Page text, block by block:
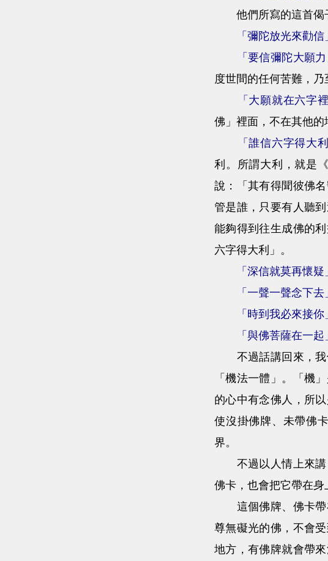
他們所寫的這首偈
「彌陀放光來勸信
「要信彌陀大願力
度世間的任何苦難，乃
「大願就在六字裡
佛」裡面，不在其他的
「誰信六字得大利
利。所謂大利，就是
說：「其有得聞彼佛
管是誰，只要有人聽
能夠得到往生成佛的
六字得大利」。
「深信就莫再懷疑
「一聲一聲念下去
「時到我必來接你
「與佛菩薩在一起
不過話講回來，我
「機法一體」。「機
的心中有念佛人，所
使沒掛佛牌、未帶佛
界。
不過以人情上來講
佛卡，也會把它帶在身
這個佛牌、佛卡帶
尊無礙光的佛，不會
地方，有佛牌就會帶